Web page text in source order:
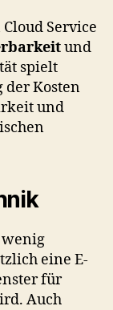
Service
und
spielt
der Kosten
und
wenig
eine E-
für
Auch